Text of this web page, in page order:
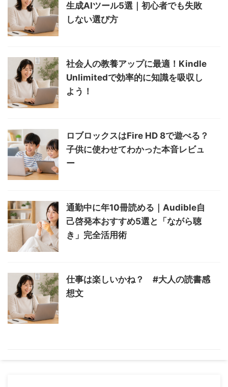
生成AIツール5選｜初心者でも失敗
しない選び方
社会人の教養アップに最適！Kindle
Unlimitedで効率的に知識を吸収し
よう！
ロブロックスはFire HD 8で遊べる？
子供に使わせてわかった本音レビュ
ー
通勤中に年10冊読める｜Audible自
己啓発本おすすめ5選と「ながら聴
き」完全活用術
仕事は楽しいかね？ #大人の読書感
想文